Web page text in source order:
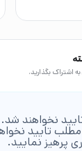
اشتراک بگذارید.
نخواهند شد.
مطلب تایید
پرهیز نمایید.